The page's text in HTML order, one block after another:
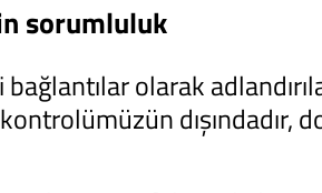
sorumluluk
olarak